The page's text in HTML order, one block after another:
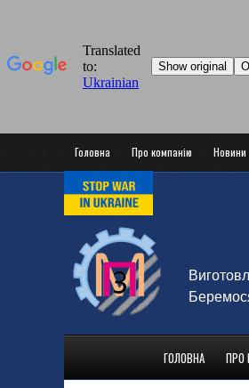
Головна Про компанію Новини
ГОЛОВНА ПРО